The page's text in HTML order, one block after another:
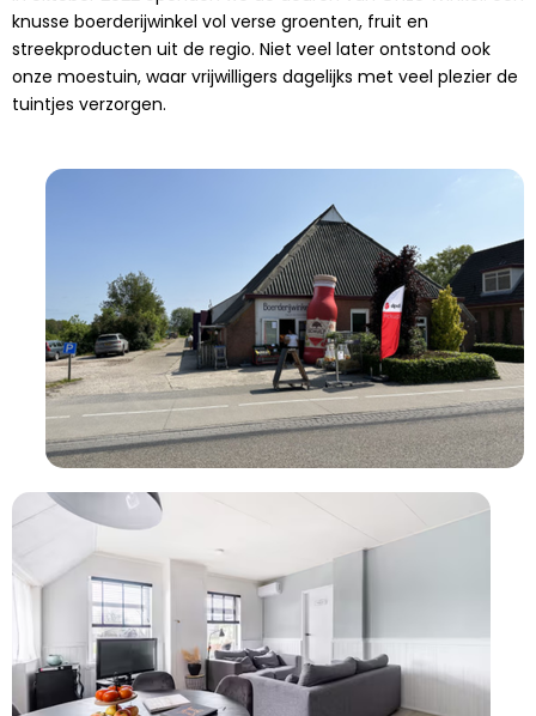
knusse boerderijwinkel vol verse groenten, fruit en
streekproducten uit de regio. Niet veel later ontstond ook
onze moestuin, waar vrijwilligers dagelijks met veel plezier de
tuintjes verzorgen.